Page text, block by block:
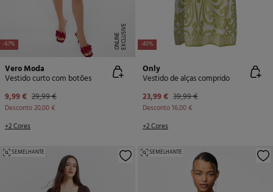
-67% E
X
C
L
U
SI
V
E
O
N
LI
N
E
Vero Moda
Vestido curto com botões
9,99 € 29,99 €
Desconto20,00 €
+2 Cores
-40%
Only
Vestido de alças comprido
23,99 € 39,99 €
Desconto16,00 €
+2 Cores
SEMELHANTE SEMELHANTE